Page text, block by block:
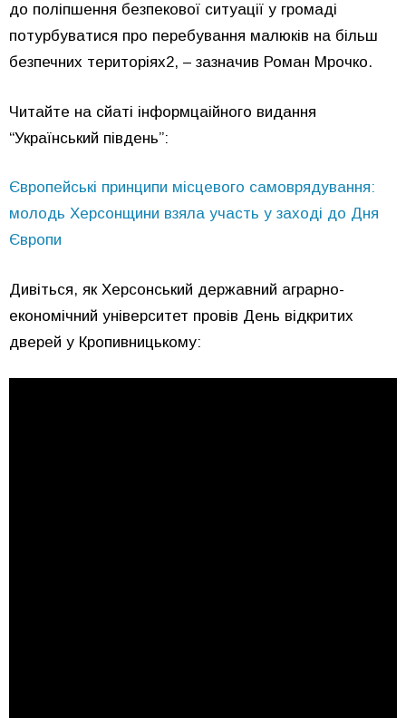
до поліпшення безпекової ситуації у громаді
потурбуватися про перебування малюків на більш
безпечних територіях2, – зазначив Роман Мрочко.
Читайте на сйаті інформцаійного видання
“Український південь”:
Європейські принципи місцевого самоврядування:
молодь Херсонщини взяла участь у заході до Дня
Європи
Дивіться, як Херсонський державний аграрно-
економічний університет провів День відкритих
дверей у Кропивницькому: